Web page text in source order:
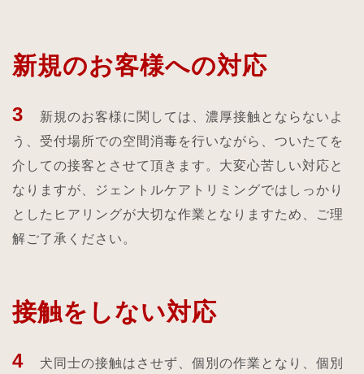
新規のお客様への対応
3
新規のお客様に関しては、濃厚接触とならないよ
う、受付場所での空間消毒を行いながら、ついたてを
介しての接客とさせて頂きます。大変心苦しい対応と
なりますが、ジェントルケアトリミングではしっかり
としたヒアリングが大切な作業となりますため、ご理
解ご了承ください。
接触をしない対応
4
犬同士の接触はさせず、個別の作業となり、個別